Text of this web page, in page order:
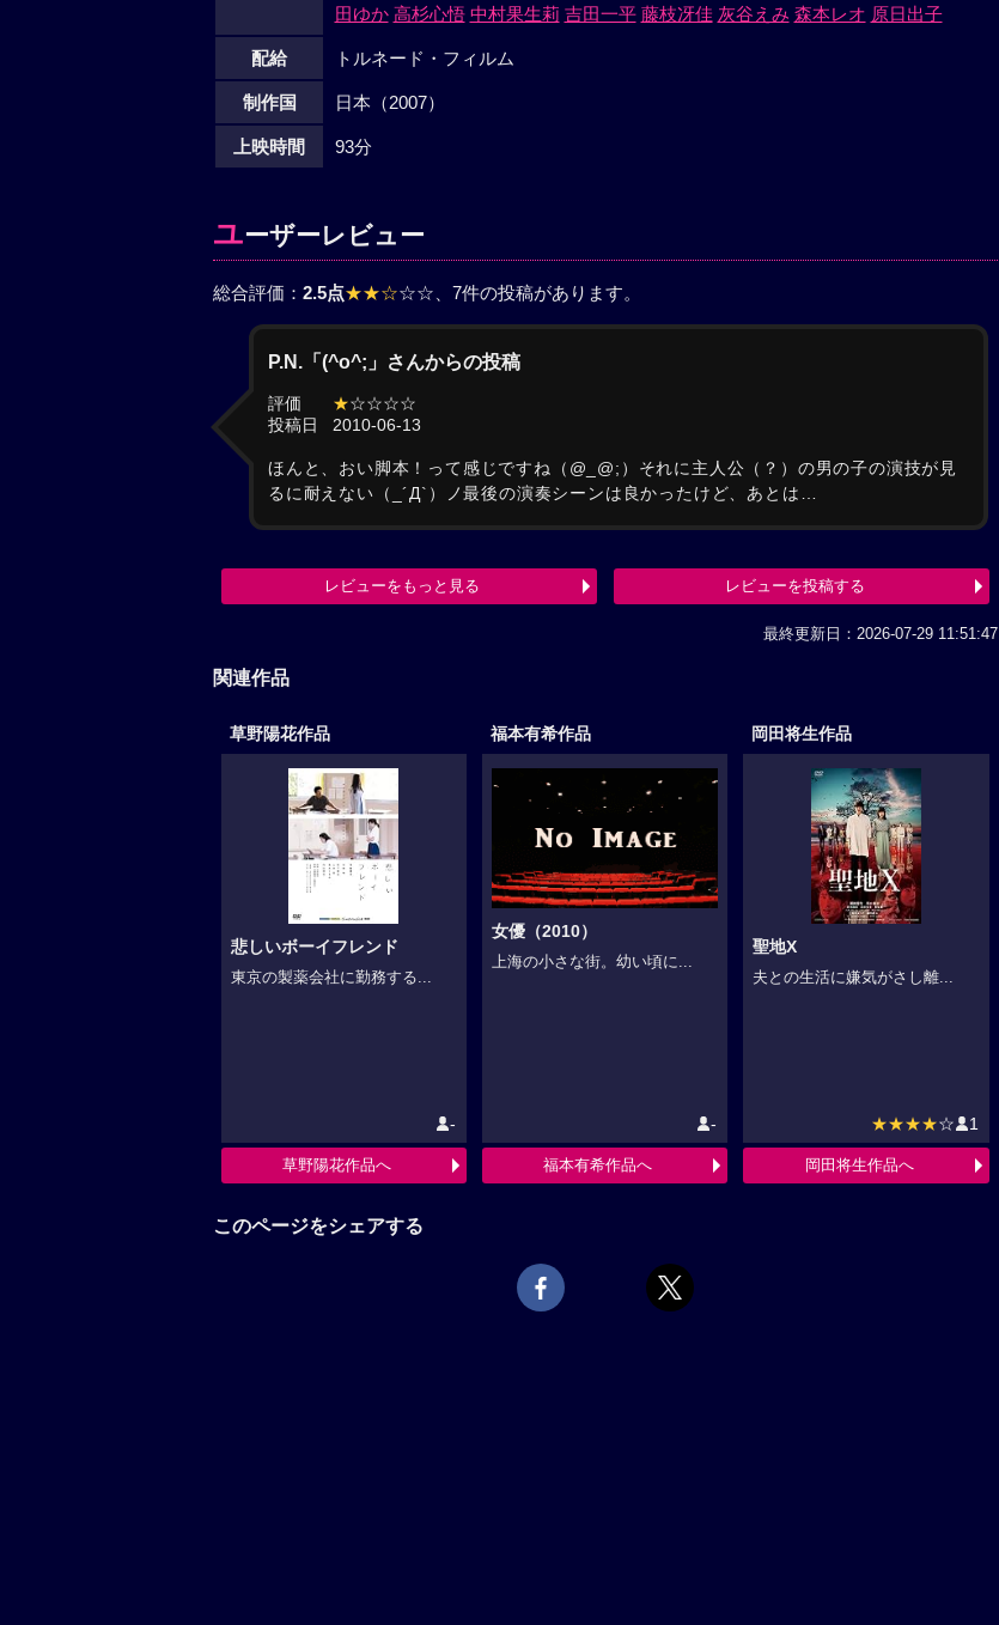
田ゆか 高杉心悟 中村果生莉 吉田一平 藤枝冴佳 灰谷えみ 森本レオ 原日出子
配給 トルネード・フィルム
制作国 日本（2007）
上映時間 93分
ユーザーレビュー
総合評価： 2.5点★★☆☆☆ 、7件の投稿があります。
P.N.「(^o^;」さんからの投稿
評価 ★☆☆☆☆
投稿日
2010-06-13
ほんと、おい脚本！って感じですね（@_@;）それに主人公（？）の男の子の演技が見
るに耐えない（_´Д`）ノ最後の演奏シーンは良かったけど、あとは…
レビューをもっと見る レビューを投稿する
最終更新日：2026-07-29 11:51:47
関連作品
草野陽花作品
悲しいボーイフレンド
東京の製薬会社に勤務する...
-
草野陽花作品へ
福本有希作品
女優（2010）
上海の小さな街。幼い頃に...
-
福本有希作品へ
岡田将生作品
聖地X
夫との生活に嫌気がさし離...
★★★★☆ 1
岡田将生作品へ
このページをシェアする